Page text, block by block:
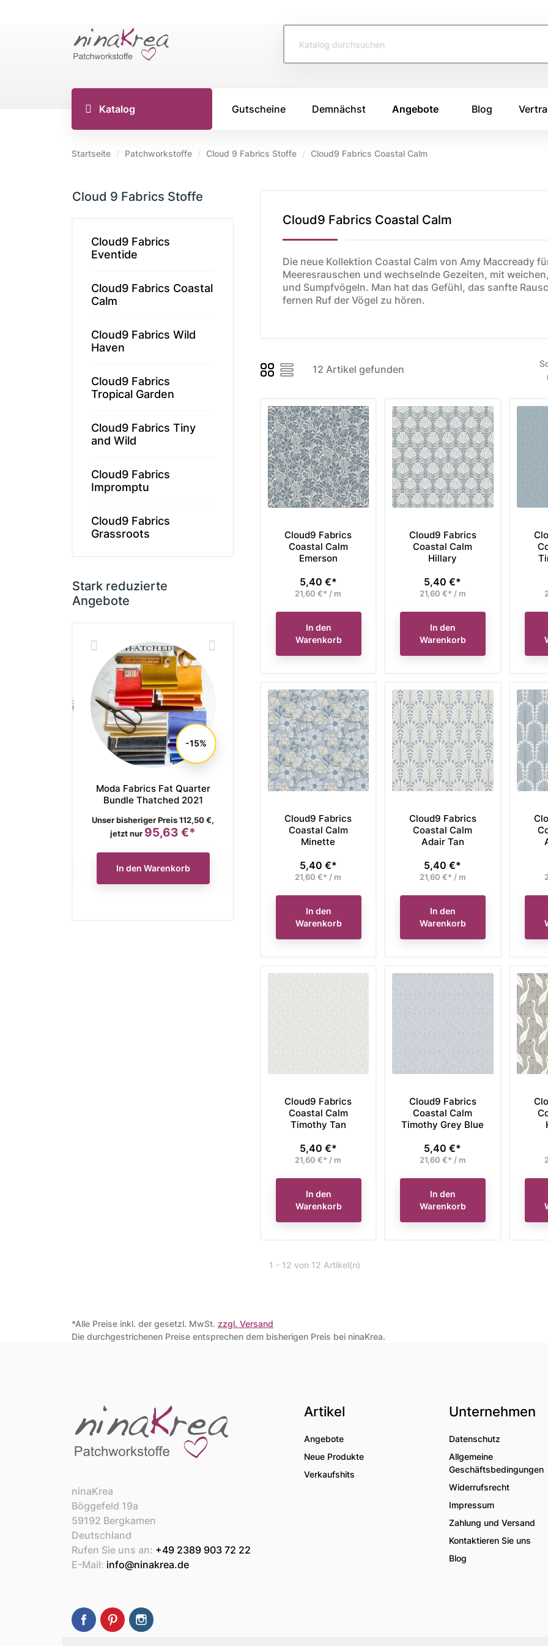
Katalog
Tilda Stoffe 2025
Tilda Stoffe 2024
Tilda Creating
Tilda - ältere Kollektionen
Swafing Kim
Kunstleder
MARKENSTOFFE MUSTER
Gutscheine Demnächst Angebote Blog
Startseite Patchworkstoffe Cloud 9 Fabrics Stoffe Cloud9 Fabrics Coastal Calm
Cloud 9 Fabrics Stoffe
Cloud9 Fabrics
Eventide
Cloud9 Fabrics Coastal
Calm
Cloud9 Fabrics Wild
Haven
Cloud9 Fabrics
Tropical Garden
Cloud9 Fabrics Tiny
and Wild
Cloud9 Fabrics
Impromptu
Cloud9 Fabrics
Grassroots
Stark reduzierte
Angebote
Moda Fabrics Fat Quarter
Bundle Thatched 2021
Verkaufspreis
Unser bisheriger Preis 112,50 €,
jetzt nur
-15%
Preis
95,63 €*
In den Warenkorb
Moda Fabrics Fat Quarter
Verkaufspreis
Unser bisheriger Preis 107,95 €,
Preis
91,76 €*
In den Warenkorb
Moda Fabrics Fat Eight
Verkaufspreis
Unser bisheriger Preis 89,90 €,
jetzt nur Preis
76,42 €*
In den Warenkorb
Cloud9 Fabrics Coastal Calm
Die neue Kollektion Coastal Calm von Amy Maccready
Meeresrauschen und wechselnde Gezeiten, mit
und Sumpfvögeln. Man hat das Gefühl, das sanfte
fernen Ruf der Vögel zu hören.
12 Artikel gefunden
Cloud9 Fabrics
Coastal Calm
Emerson
Preis
5,40 €*
21,60 €* / m
In den
Warenkorb
Cloud9 Fabrics
Coastal Calm
Hillary
Preis
5,40 €*
21,60 €* / m
In den
Warenkorb
Cloud9 Fabrics
Coastal Calm
Minette
Preis
5,40 €*
21,60 €* / m
In den
Warenkorb
Cloud9 Fabrics
Coastal Calm
Adair Tan
Preis
5,40 €*
21,60 €* / m
In den
Warenkorb
Cloud9 Fabrics
Coastal Calm
Timothy Tan
Preis
5,40 €*
21,60 €* / m
In den
Warenkorb
Cloud9 Fabrics
Coastal Calm
Timothy Grey Blue
Preis
5,40 €*
21,60 €* / m
In den
Warenkorb
1 - 12 von 12 Artikel(n)
*Alle Preise inkl. der gesetzl. MwSt. zzgl. Versand
Die durchgestrichenen Preise entsprechen dem bisherigen Preis bei ninaKrea.
ninaKrea
Böggefeld 19a
59192 Bergkamen
Deutschland
Rufen Sie uns an: +49 2389 903 72 22
E-Mail: info@ninakrea.de
Artikel
Angebote
Neue Produkte
Verkaufshits
Unternehmen
Datenschutz
Allgemeine
Geschäftsbedingungen
Widerrufsrecht
Impressum
Zahlung und Versand
Kontaktieren Sie uns
Blog
FacebookPinterest